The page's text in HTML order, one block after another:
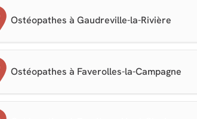
Ostéopathes à Gaudreville-la-Rivière
Ostéopathes à Faverolles-la-Campagne